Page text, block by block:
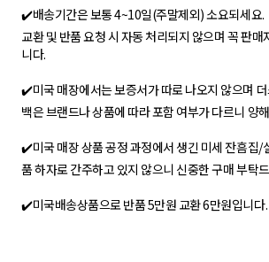
✔️배송기간은 보통 4~10일(주말제외) 소요되세요.
교환 및 반품 요청 시 자동 처리되지 않으며 꼭 판매
니다.
✔️미국 매장에서는 보증서가 따로 나오지 않으며
백은 브랜드나 상품에 따라 포함 여부가 다르니 양
✔️미국 매장 상품 공정 과정에서 생긴 미세 잔흠집/
품 하자로 간주하고 있지 않으니 신중한 구매 부탁
✔️미국배송상품으로 반품 5만원 교환 6만원입니다.